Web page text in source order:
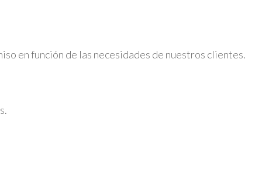
en función de las necesidades de nuestros clientes.